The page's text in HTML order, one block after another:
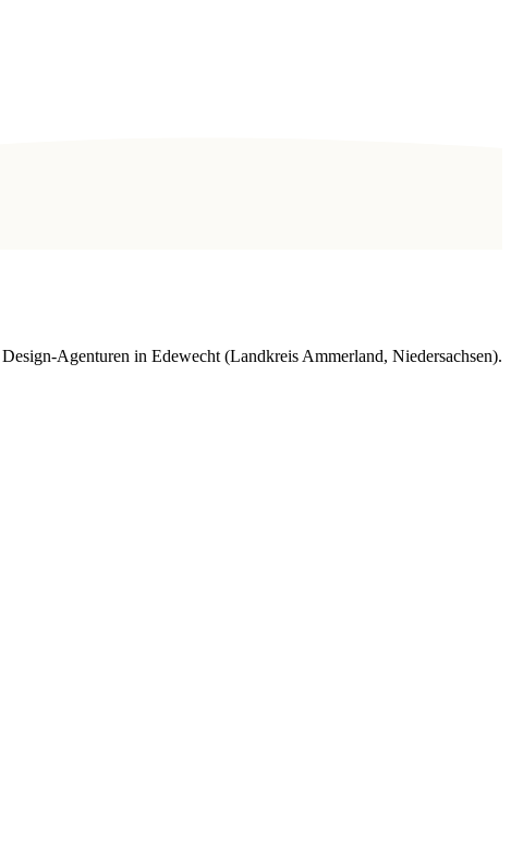
Agenturen in Edewecht (Landkreis Ammerland, Niedersachsen).